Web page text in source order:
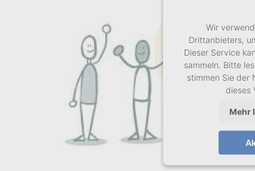
Wir
Drittanbieters,
Dieser Service
sammeln. Bitte
stimmen Sie der
dieses
Mehr